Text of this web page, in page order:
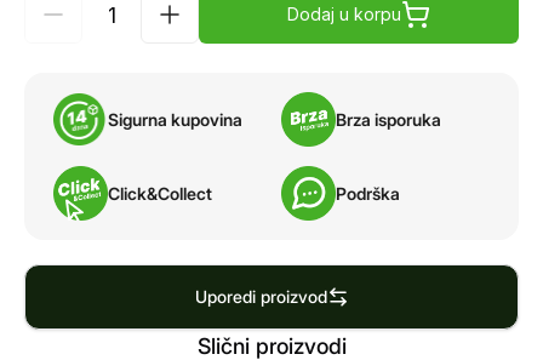
Dodaj u korpu
Sigurna kupovina Brza isporuka
Click&Collect Podrška
Uporedi proizvod
Slični proizvodi